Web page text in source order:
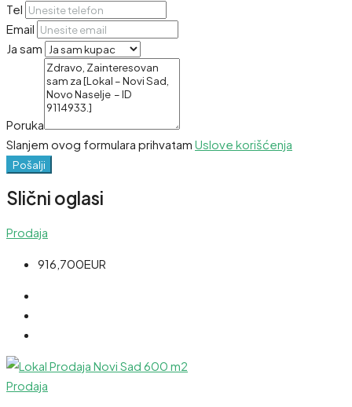
Tel
Email
Ja sam
Poruka
Slanjem ovog formulara prihvatam Uslove korišćenja
Pošalji
Slični oglasi
Prodaja
916,700EUR
Prodaja